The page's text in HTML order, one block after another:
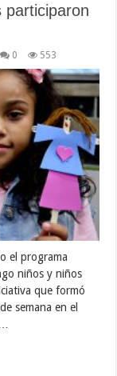
participaron
0 553
el programa
niños y niños
que formó
semana en el